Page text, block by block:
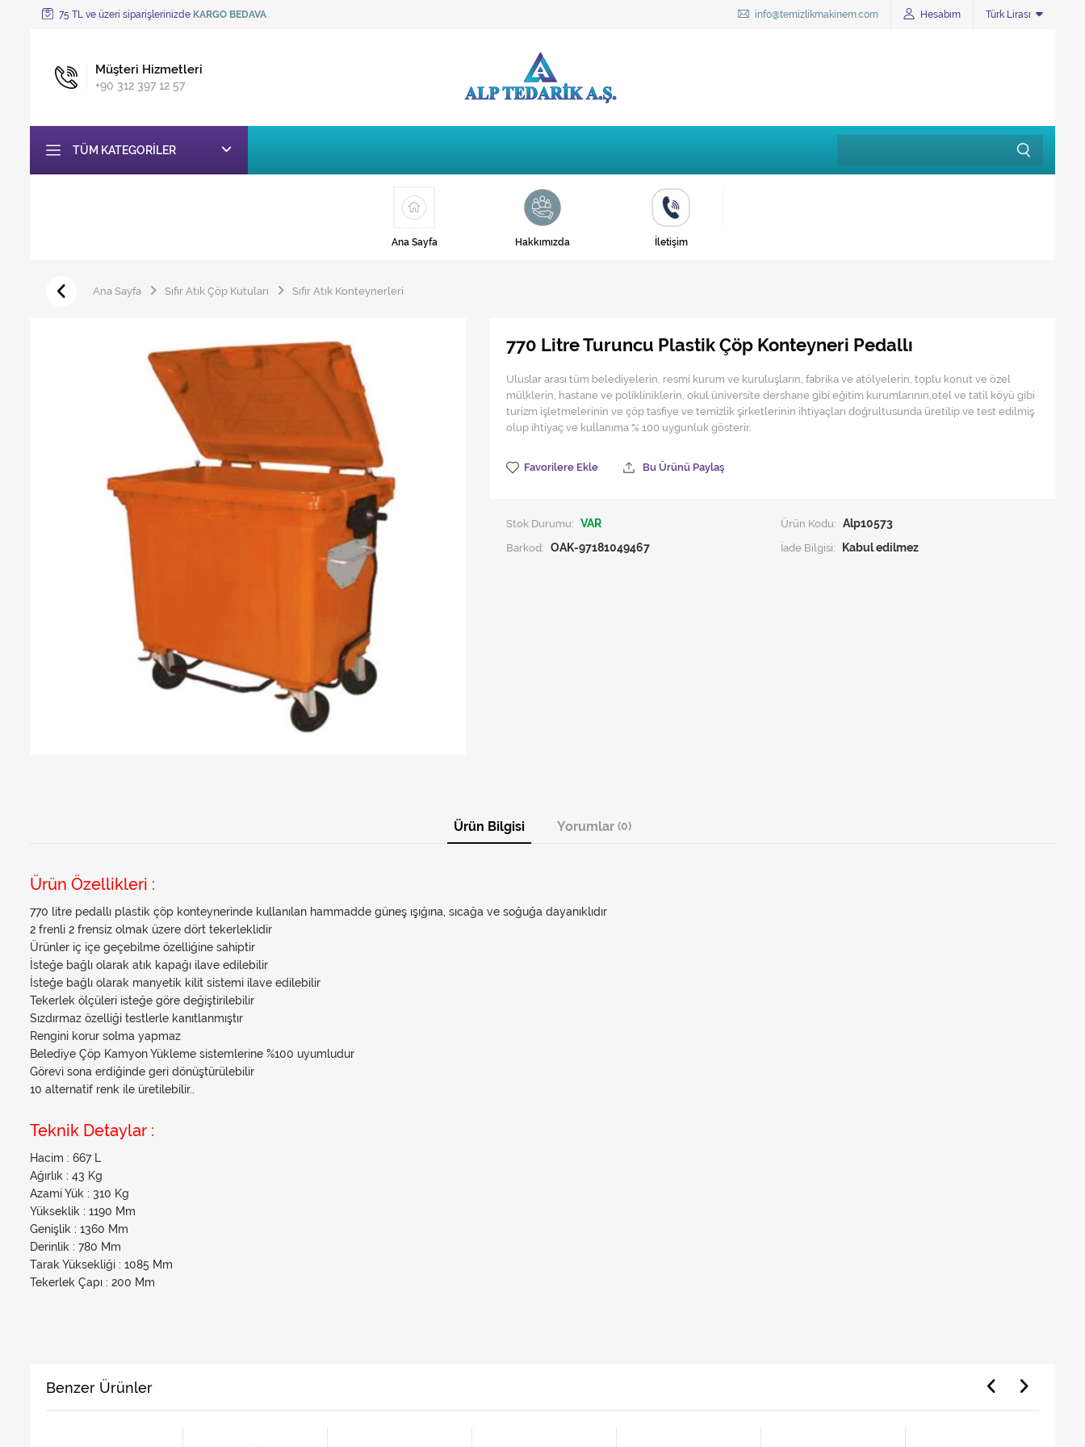
75 TL ve üzeri siparişlerinizde KARGO BEDAVA info@temizlikmakinem.com Hesabım Türk Lirası
Müşteri Hizmetleri
+90 312 397 12 57
TÜM KATEGORILER
Ana Sayfa Hakkımızda İletişim
Ana Sayfa Sıfır Atık Çöp Kutuları Sıfır Atık Konteynerleri
770 Litre Turuncu Plastik Çöp Konteyneri Pedallı
Uluslar arası tüm belediyelerin, resmi kurum ve kuruluşların, fabrika ve atölyelerin, toplu konut ve özel
mülklerin, hastane ve polikliniklerin, okul üniversite dershane gibi eğitim kurumlarının,otel ve tatil köyü gibi
turizm işletmelerinin ve çöp tasfiye ve temizlik şirketlerinin ihtiyaçları doğrultusunda üretilip ve test edilmiş
olup ihtiyaç ve kullanıma % 100 uygunluk gösterir.
Favorilere Ekle Bu Ürünü Paylaş
Stok Durumu: VAR Ürün Kodu: Alp10573
Barkod: OAK-97181049467 İade Bilgisi:
Ürün Bilgisi Yorumlar (0)
Ürün Özellikleri :
770 litre pedallı plastik çöp konteynerinde kullanılan hammadde güneş ışığına, sıcağa ve soğuğa dayanıklıdır
2 frenli 2 frensiz olmak üzere dört tekerleklidir
Ürünler iç içe geçebilme özelliğine sahiptir
İsteğe bağlı olarak atık kapağı ilave edilebilir
İsteğe bağlı olarak manyetik kilit sistemi ilave edilebilir
Tekerlek ölçüleri isteğe göre değiştirilebilir
Sızdırmaz özelliği testlerle kanıtlanmıştır
Rengini korur solma yapmaz
Belediye Çöp Kamyon Yükleme sistemlerine %100 uyumludur
Görevi sona erdiğinde geri dönüştürülebilir
10 alternatif renk ile üretilebilir..
Teknik Detaylar :
Hacim : 667 L
Ağırlık : 43 Kg
Azami Yük : 310 Kg
Yükseklik : 1190 Mm
Genişlik : 1360 Mm
Derinlik : 780 Mm
Tarak Yüksekliği : 1085 Mm
Tekerlek Çapı : 200 Mm
Benzer Ürünler